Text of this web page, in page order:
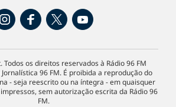
os direitos reservados à Rádio 96 FM
96 FM. É proibida a reprodução do
- seja reescrito ou na íntegra - em quaisquer
sem autorização escrita da Rádio 96
FM.